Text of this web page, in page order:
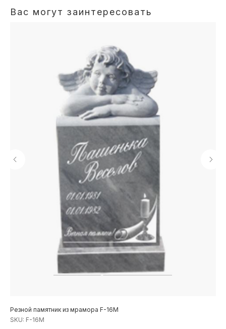
Вас могут заинтересовать
Резной памятник из мрамора F-16М
SKU: F-16М